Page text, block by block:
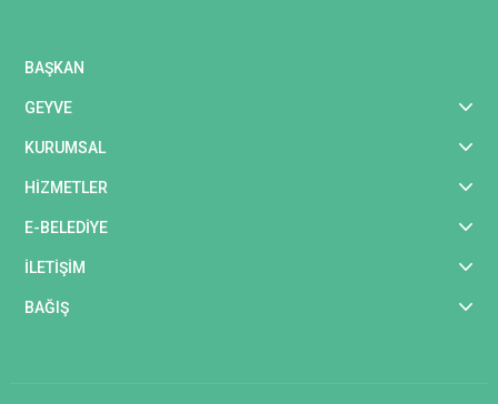
BAŞKAN
GEYVE
KURUMSAL
HİZMETLER
E-BELEDİYE
İLETİŞİM
BAĞIŞ